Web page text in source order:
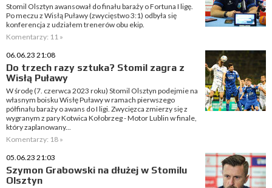
Stomil Olsztyn awansował do finału baraży o Fortuna I ligę.
Po meczu z Wisłą Puławy (zwycięstwo 3:1) odbyła się
konferencja z udziałem trenerów obu ekip.
Komentarzy: 11 »
06.06.23 21:08
Do trzech razy sztuka? Stomil zagra z
Wisłą Puławy
W środę (7. czerwca 2023 roku) Stomil Olsztyn podejmie na
własnym boisku Wisłę Puławy w ramach pierwszego
półfinału baraży o awans do I ligi. Zwycięzca zmierzy się z
wygranym z pary Kotwica Kołobrzeg - Motor Lublin w finale,
który zaplanowany...
Komentarzy: 18 »
05.06.23 21:03
Szymon Grabowski na dłużej w Stomilu
Olsztyn